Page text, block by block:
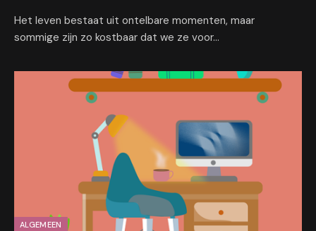
Het leven bestaat uit ontelbare momenten, maar
sommige zijn zo kostbaar dat we ze voor…
ALGEMEEN